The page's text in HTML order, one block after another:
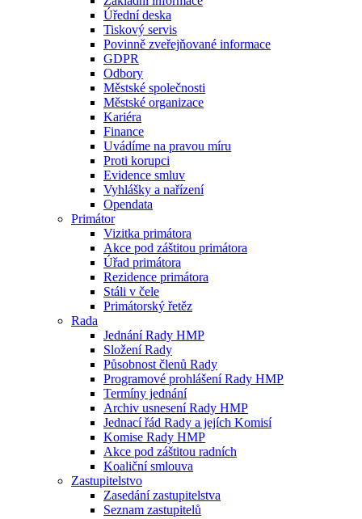
Úřední deska
Tiskový servis
Povinně zveřejňované informace
GDPR
Odbory
Městské společnosti
Městské organizace
Kariéra
Finance
Uvádíme na pravou míru
Proti korupci
Evidence smluv
Vyhlášky a nařízení
Opendata
Primátor
Vizitka primátora
Akce pod záštitou primátora
Úřad primátora
Rezidence primátora
Stáli v čele
Primátorský řetěz
Rada
Jednání Rady HMP
Složení Rady
Působnost členů Rady
Programové prohlášení Rady HMP
Termíny jednání
Archiv usnesení Rady HMP
Jednací řád Rady a jejích Komisí
Komise Rady HMP
Akce pod záštitou radních
Koaliční smlouva
Zastupitelstvo
Zasedání zastupitelstva
Seznam zastupitelů